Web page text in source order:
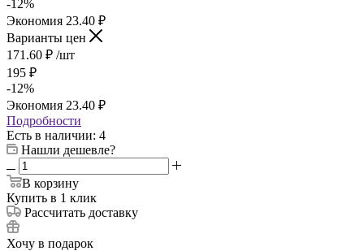
-12%
Экономия 23.40 ₽
Варианты цен
171.60 ₽ /шт
195 ₽
-12%
Экономия 23.40 ₽
Подробности
Есть в наличии: 4
Нашли дешевле?
В корзину
Купить в 1 клик
Рассчитать доставку
Хочу в подарок